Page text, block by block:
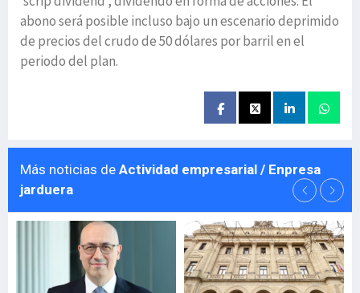
abono será posible incluso bajo un escenario deprimido
de precios del crudo de 50 dólares por barril en el
periodo del plan.
Más noticias de Actividad empresarial / Enpresa
jarduera